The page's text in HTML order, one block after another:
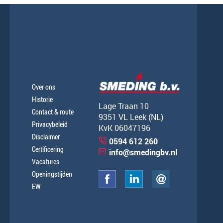
Over ons
Historie
Contact & route
Privacybeleid
Disclaimer
Certificering
Vacatures
Openingstijden
EW
Lage Traan 10
9351 VL Leek (NL)
KvK 06047196
0594 612 260
info@smedingbv.nl